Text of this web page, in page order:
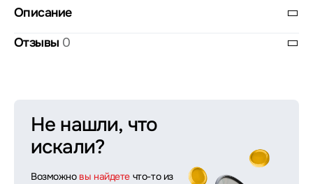
Описание
Отзывы 0
Не нашли, что
искали?
Возможно вы найдете что-то из